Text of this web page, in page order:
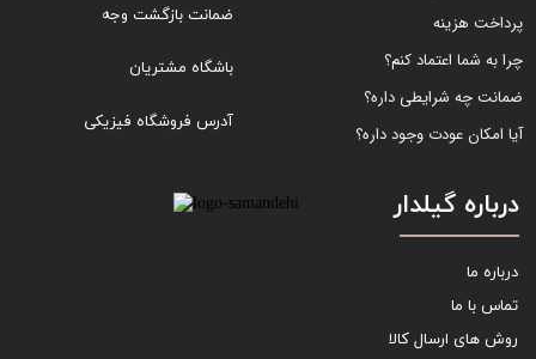
پرداخت هزینه
چرا به شما اعتماد کنم؟
ضمانت چه شرایطی داره؟
آیا امکان عودت وجود داره؟
ضمانت بازگشت وجه
باشگاه مشتریان
آدرس فروشگاه فیزیکی
درباره گیلدار
درباره ما
تماس با ما
روش های ارسال کالا